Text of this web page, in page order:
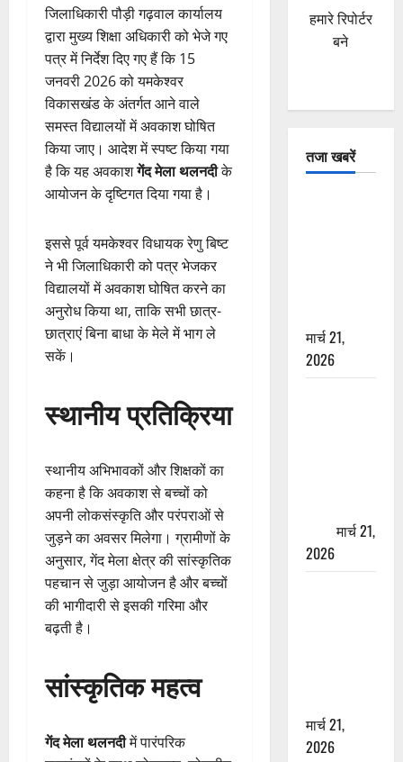
जिलाधिकारी पौड़ी गढ़वाल कार्यालय
द्वारा मुख्य शिक्षा अधिकारी को भेजे गए
पत्र में निर्देश दिए गए हैं कि 15
जनवरी 2026 को यमकेश्वर
विकासखंड के अंतर्गत आने वाले
समस्त विद्यालयों में अवकाश घोषित
किया जाए। आदेश में स्पष्ट किया गया
है कि यह अवकाशगेंद मेला थलनदीके
आयोजन के दृष्टिगत दिया गया है।
इससे पूर्व यमकेश्वर विधायक रेणु बिष्ट
ने भी जिलाधिकारी को पत्र भेजकर
विद्यालयों में अवकाश घोषित करने का
अनुरोध किया था, ताकि सभी छात्र-
छात्राएं बिना बाधा के मेले में भाग ले
सकें।
स्थानीय प्रतिक्रिया
स्थानीय अभिभावकों और शिक्षकों का
कहना है कि अवकाश से बच्चों को
अपनी लोकसंस्कृति और परंपराओं से
जुड़ने का अवसर मिलेगा। ग्रामीणों के
अनुसार, गेंद मेला क्षेत्र की सांस्कृतिक
पहचान से जुड़ा आयोजन है और बच्चों
की भागीदारी से इसकी गरिमा और
बढ़ती है।
सांस्कृतिक महत्व
गेंद मेला थलनदीमें पारंपरिक
हमारे रिपोर्टर
बने
तजा खबरें
मार्च 21,
2026
मार्च 21,
2026
मार्च 21,
2026